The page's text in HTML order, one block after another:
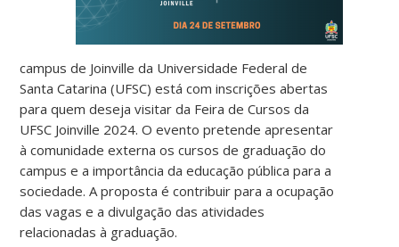
campus de Joinville da Universidade Federal de
Santa Catarina (UFSC) está com inscrições abertas
para quem deseja visitar da Feira de Cursos da
UFSC Joinville 2024. O evento pretende apresentar
à comunidade externa os cursos de graduação do
campus e a importância da educação pública para a
sociedade. A proposta é contribuir para a ocupação
das vagas e a divulgação das atividades
relacionadas à graduação.